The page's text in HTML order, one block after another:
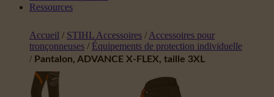
Ressources
Accueil / STIHL Accessoires / Accessoires pour
tronçonneuses / Équipements de protection individuelle
/ Pantalon, ADVANCE X-FLEX, taille 3XL